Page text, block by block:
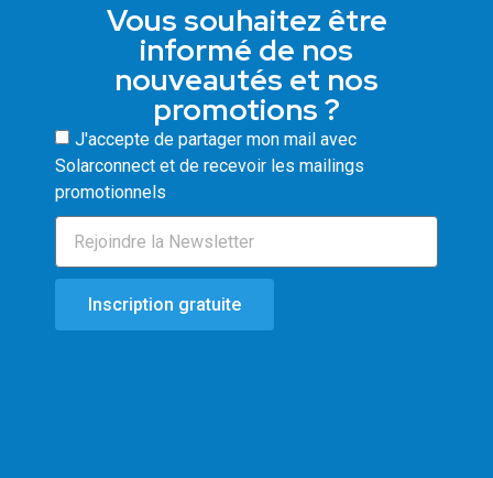
Vous souhaitez être
informé de nos
nouveautés et nos
promotions ?
J'accepte de partager mon mail avec
Solarconnect et de recevoir les mailings
promotionnels
Inscription gratuite